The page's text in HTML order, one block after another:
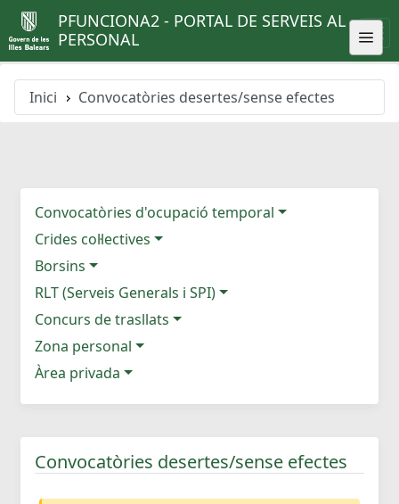
PFUNCIONA2 - PORTAL DE SERVEIS AL
PERSONAL
Inici Convocatòries desertes/sense efectes
Convocatòries d'ocupació temporal
Crides col·lectives
Borsins
RLT (Serveis Generals i SPI)
Concurs de trasllats
Zona personal
Àrea privada
Convocatòries desertes/sense efectes